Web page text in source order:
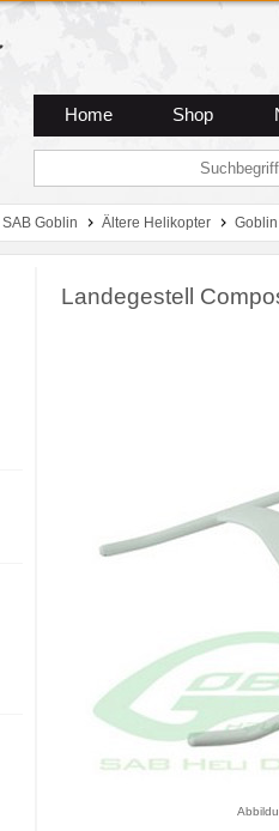
Home Shop
SAB Goblin Ältere Helikopter
Landegestell